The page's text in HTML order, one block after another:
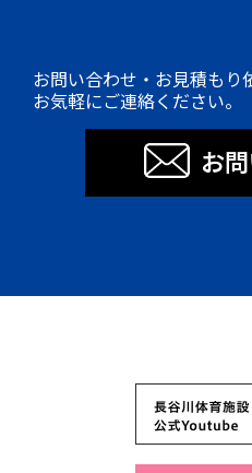
お問い合わせ・お見積もり
お気軽にご連絡ください。
お